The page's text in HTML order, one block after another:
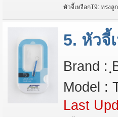
หัวจี้เหงือกT9: ทรงลู
5. หัวจี้
Brand :
Model :
Last